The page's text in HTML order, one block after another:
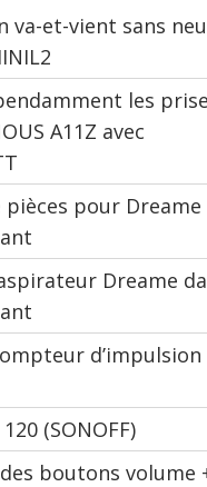
va-et-vient sans
les
A11Z avec
pièces pour Dreame
Dreame
d’impulsion
(SONOFF)
boutons volume